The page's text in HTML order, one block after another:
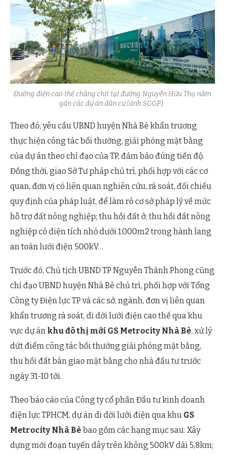
Đường điện cao thế chằng chịt tại đường Nguyễn Hữu Thọ nằm
gần các dự án dân cư (ảnh SGGP).
Theo đó, yêu cầu UBND huyện Nhà Bè khẩn trương
thực hiện công tác bồi thường, giải phóng mặt bằng
của dự án theo chỉ đạo của TP, đảm bảo đúng tiến độ.
Đồng thời, giao Sở Tư pháp chủ trì, phối hợp với các cơ
quan, đơn vị có liên quan nghiên cứu, rà soát, đối chiếu
quy định của pháp luật, để làm rõ cơ sở pháp lý về mức
hỗ trợ đất nông nghiệp; thu hồi đất ở; thu hồi đất nông
nghiệp có diện tích nhỏ dưới 1.000m2 trong hành lang
an toàn lưới điện 500kV…
Trước đó, Chủ tịch UBND TP Nguyễn Thành Phong cũng
chỉ đạo UBND huyện Nhà Bè chủ trì, phối hợp với Tổng
Công ty Điện lực TP và các sở, ngành, đơn vị liên quan
khẩn trương rà soát, di dời lưới điện cao thế qua khu
vực dự án khu đô thị mới GS Metrocity Nhà Bè, xử lý
dứt điểm công tác bồi thường giải phóng mặt bằng,
thu hồi đất bàn giao mặt bằng cho nhà đầu tư trước
ngày 31-10 tới.
Theo báo cáo của Công ty cổ phần Đầu tư kinh doanh
điện lực TPHCM, dự án di dời lưới điện qua khu GS
Metrocity Nhà Bè bao gồm các hạng mục sau: Xây
dựng mới đoạn tuyến dây trên không 500kV dài 5,8km;